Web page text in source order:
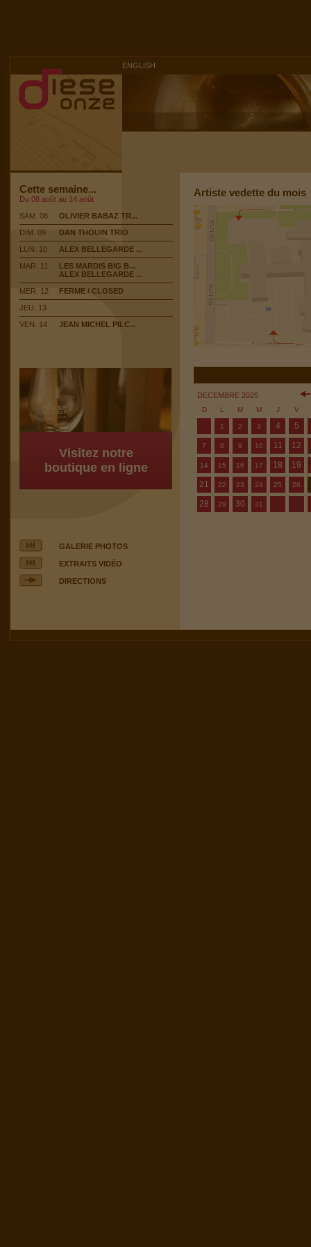
ENGLISH
Cette semaine...
Du 08 août au 14 août
SAM. 08
OLIVIER BABAZ TR...
DIM. 09
DAN THOUIN TRIO
LUN. 10
ALEX BELLEGARDE ...
MAR. 11
LES MARDIS BIG B...
ALEX BELLEGARDE ...
MER. 12
FERME / CLOSED
JEU. 13
VEN. 14
JEAN MICHEL PILC...
Visitez notre
boutique en ligne
GALERIE PHOTOS
EXTRAITS VIDÉO
DIRECTIONS
Artiste vedette du mois
DECEMBRE 2025
D L M M J V
1 2 3 4 5
7 8 9 10 11 12
14 15 16 17 18 19
21
22 23 24 25 26
28 29 30 31